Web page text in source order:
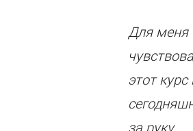
Для меня
этот
за руку.